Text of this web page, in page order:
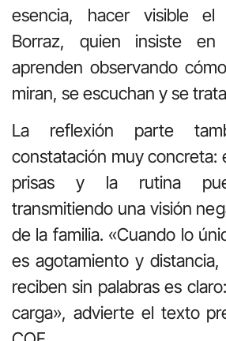
esencia, hacer visible el
Borraz, quien insiste
aprenden observando
miran, se escuchan y se
La reflexión parte
constatación muy concreta:
prisas y la rutina
transmitiendo una visión
de la familia. «Cuando lo
es agotamiento y
reciben sin palabras es
carga», advierte el texto